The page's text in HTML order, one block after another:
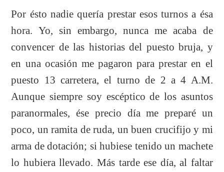
Por ésto nadie quería prestar esos turnos a ésa
hora. Yo, sin embargo, nunca me acaba de
convencer de las historias del puesto bruja, y
en una ocasión me pagaron para prestar en el
puesto 13 carretera, el turno de 2 a 4 A.M.
Aunque siempre soy escéptico de los asuntos
paranormales, ése precio día me preparé un
poco, un ramita de ruda, un buen crucifijo y mi
arma de dotación; si hubiese tenido un machete
lo hubiera llevado. Más tarde ese día, al faltar